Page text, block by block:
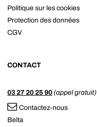
Politique sur les cookies
Protection des données
CGV
CONTACT
03 27 20 25 90 (appel gratuit)
Contactez-nous
Belta